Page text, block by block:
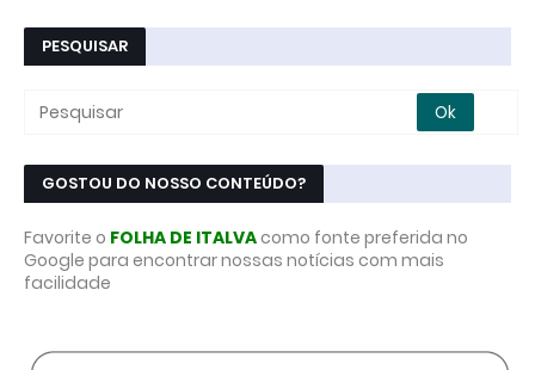
PESQUISAR
GOSTOU DO NOSSO CONTEÚDO?
Favorite o FOLHA DE ITALVAcomo fonte preferida no
Google para encontrar nossas notícias com mais
facilidade